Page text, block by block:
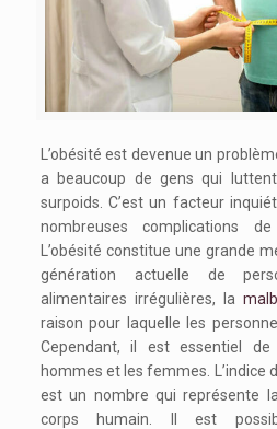
L’obésité est devenue un
a beaucoup de gens qui
surpoids. C’est un facteur
nombreuses complications
L’obésité constitue une grande
génération actuelle de
alimentaires irrégulières, la
raison pour laquelle les
Cependant, il est essentiel de
hommes et les femmes. L’indice
est un nombre qui représente
corps humain. Il est